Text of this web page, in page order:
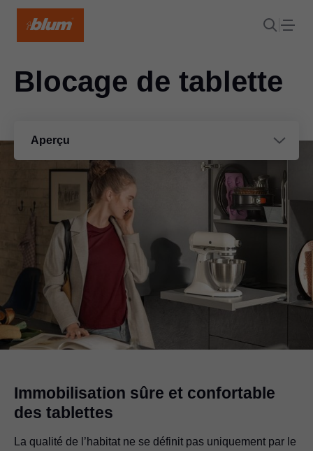
Aperçu
Blocage de tablette
Immobilisation sûre et confortable
des tablettes
La qualité de l’habitat ne se définit pas uniquement par le